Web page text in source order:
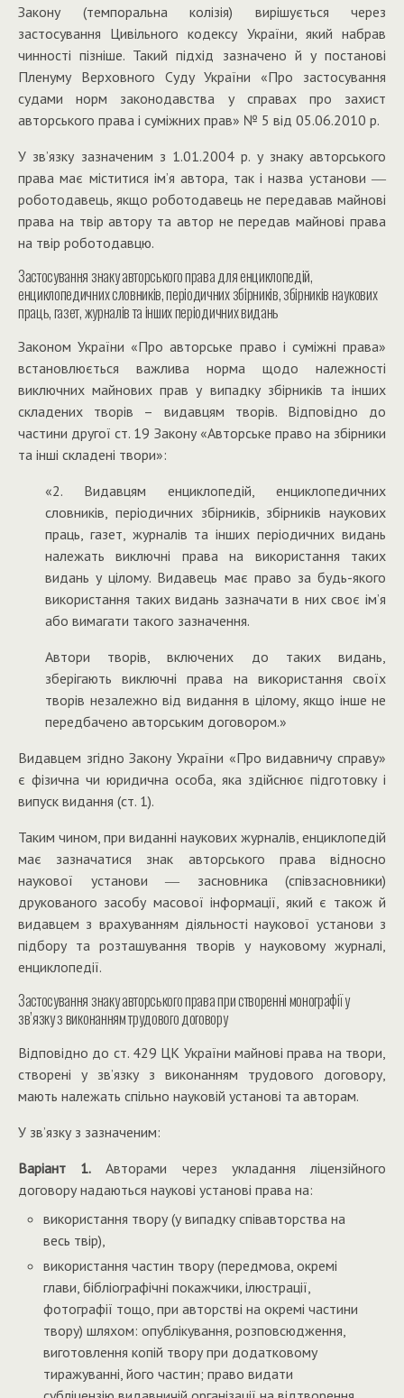
Закону (темпоральна колізія) вирішується через
застосування Цивільного кодексу України, який набрав
чинності пізніше. Такий підхід зазначено й у постанові
Пленуму Верховного Суду України «Про застосування
судами норм законодавства у справах про захист
авторського права і суміжних прав» № 5 від 05.06.2010 р.
У зв’язку зазначеним з 1.01.2004 р. у знаку авторського
права має міститися ім’я автора, так і назва установи ―
роботодавець, якщо роботодавець не передавав майнові
права на твір автору та автор не передав майнові права
на твір роботодавцю.
Застосування знаку авторського права для енциклопедій,
енциклопедичних словників, періодичних збірників, збірників наукових
праць, газет, журналів та інших періодичних видань
Законом України «Про авторське право і суміжні права»
встановлюється важлива норма щодо належності
виключних майнових прав у випадку збірників та інших
складених творів – видавцям творів. Відповідно до
частини другої ст. 19 Закону «Авторське право на збірники
та інші складені твори»:
«2. Видавцям енциклопедій, енциклопедичних
словників, періодичних збірників, збірників наукових
праць, газет, журналів та інших періодичних видань
належать виключні права на використання таких
видань у цілому. Видавець має право за будь-якого
використання таких видань зазначати в них своє ім’я
або вимагати такого зазначення.
Автори творів, включених до таких видань,
зберігають виключні права на використання своїх
творів незалежно від видання в цілому, якщо інше не
передбачено авторським договором.»
Видавцем згідно Закону України «Про видавничу справу»
є фізична чи юридична особа, яка здійснює підготовку і
випуск видання (ст. 1).
Таким чином, при виданні наукових журналів, енциклопедій
має зазначатися знак авторського права відносно
наукової установи ― засновника (співзасновники)
друкованого засобу масової інформації, який є також й
видавцем з врахуванням діяльності наукової установи з
підбору та розташування творів у науковому журналі,
енциклопедії.
Застосування знаку авторського права при створенні монографії у
зв’язку з виконанням трудового договору
Відповідно до ст. 429 ЦК України майнові права на твори,
створені у зв’язку з виконанням трудового договору,
мають належать спільно науковій установі та авторам.
У зв’язку з зазначеним:
Варіант 1. Авторами через укладання ліцензійного
договору надаються наукові установі права на:
використання твору (у випадку співавторства на
весь твір),
використання частин твору (передмова, окремі
глави, бібліографічні покажчики, ілюстрації,
фотографії тощо, при авторстві на окремі частини
твору)шляхом: опублікування, розповсюдження,
виготовлення копій твору при додатковому
тиражуванні, його частин; право видати